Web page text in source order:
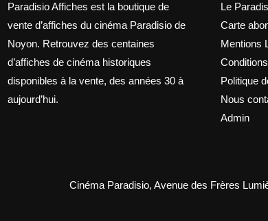
Paradisio Affiches est la boutique de
vente d’affiches du cinéma Paradisio de
Noyon. Retrouvez des centaines
d’affiches de cinéma historiques
disponibles à la vente, des années 30 à
aujourd’hui.
Le
Carte
Mentions
Politique
Nous
Admin
Cinéma Paradisio, Avenue des Frères